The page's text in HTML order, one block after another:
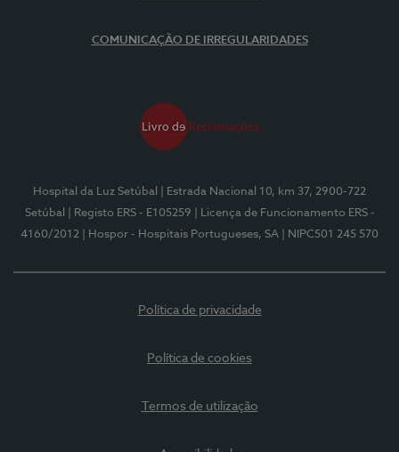
COMUNICAÇÃO DE IRREGULARIDADES
Hospital da Luz Setúbal
| Estrada Nacional 10, km 37, 2900-722
Setúbal
| Registo ERS - E105259
| Licença de Funcionamento ERS -
4160/2012
| Hospor - Hospitais Portugueses, SA | NIPC501 245 570
Política de privacidade
Política de cookies
Termos de utilização